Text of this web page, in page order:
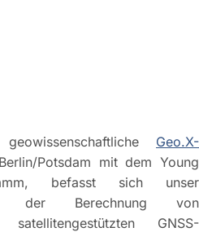
Geo.X-
Potsdam mit dem Young
befasst sich unser
der Berechnung von
GNSS-